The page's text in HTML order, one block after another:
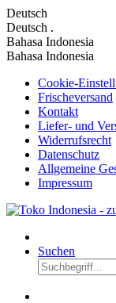
Deutsch
Deutsch .
Bahasa Indonesia
Bahasa Indonesia
Cookie-
Frischeversand
Kontakt
Liefer- und
Widerrufsrecht
Datenschutz
Allgemeine
Impressum
Suchen